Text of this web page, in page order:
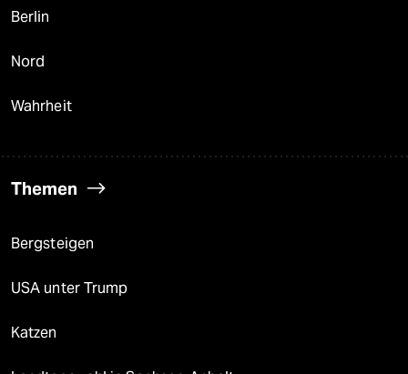
Berlin
Nord
Wahrheit
Themen
Bergsteigen
USA unter Trump
Katzen